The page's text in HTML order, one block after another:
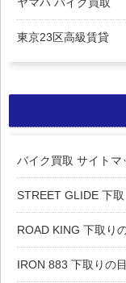
東京23区高級賃貸
バイク買取 サイト
STREET GLIDE 下
ROAD KING 下取り
IRON 883 下取りの